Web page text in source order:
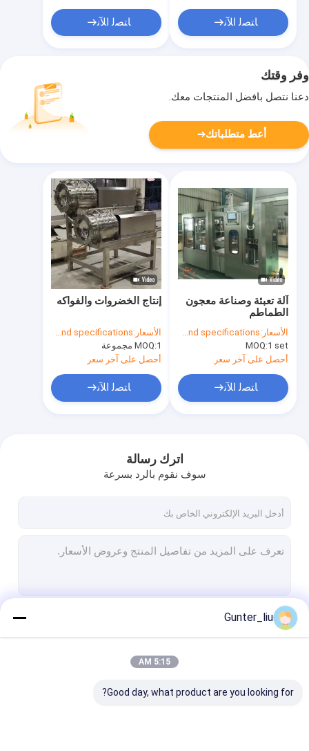
ﺎﺘﺼﻟ ﺍﻶﻧ ﺎﺘﺼﻟ ﺍﻶﻧ
وفر وقتك
دعنا نتصل بأفضل المنتجات معك.
أعط متطلباتك
إنتاج الخضروات والفواكه
الأسعار:To be quoted when contacting with us and let us know your detail request and specifications
MOQ:1 مجموعة
أحصل على آخر سعر
ﺎﺘﺼﻟ ﺍﻶﻧ
آلة تعبئة وصناعة معجون
الطماطم
الأسعار:To be quoted when contacting with us and let us know your detail request and specifications
MOQ:1 set
أحصل على آخر سعر
ﺎﺘﺼﻟ ﺍﻶﻧ
اترك رسالة
سوف نقوم بالرد بسرعة
Gunter_liu
5:15 AM
Good day, what product are you looking for?